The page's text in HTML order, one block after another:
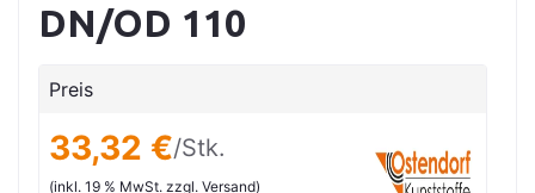
DN/OD 110
Preis
33,32 €/Stk.
(inkl. 19 % MwSt. zzgl. Versand)